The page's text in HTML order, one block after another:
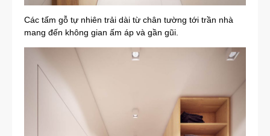
Các tấm gỗ tự nhiên trải dài từ chân tường tới trần nhà
mang đến không gian ấm áp và gần gũi.